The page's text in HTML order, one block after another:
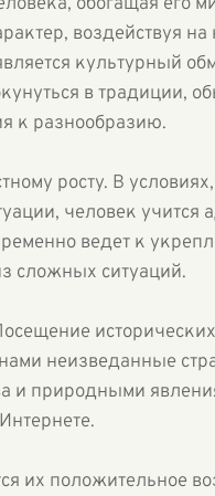
воздействуя
культурный
в традиции,
к разнообразию.
росту. В
человек учится
ведет к
сложных ситуаций.
неизведанные
и природными
их положительное